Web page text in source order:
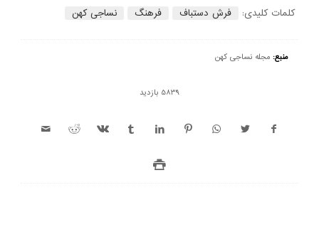
کلمات کلیدی: فرش دستباف فرهنگ نساجی کهن
منبع: مجله نساجی کهن
5839 بازدید